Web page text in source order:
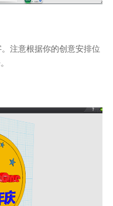
注意根据你的创意安排位